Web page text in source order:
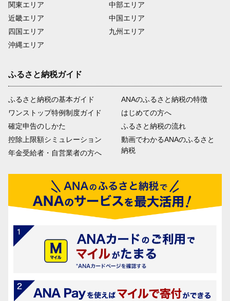
関東エリア
近畿エリア
四国エリア
沖縄エリア
中部エリア
中国エリア
九州エリア
ふるさと納税ガイド
ふるさと納税の基本ガイド
ワンストップ特例制度ガイド
確定申告のしかた
控除上限額シミュレーション
年金受給者・自営業者の方へ
ANAのふるさと納税の特徴
はじめての方へ
ふるさと納税の流れ
動画でわかるANAのふるさと
納税